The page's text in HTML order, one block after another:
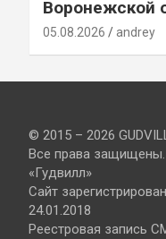
Воронежской
05.08.2026 andrey
© 2015 – 2026
Все права
«Гудвилл»
Сайт
24.01.2018
Реестровая запись